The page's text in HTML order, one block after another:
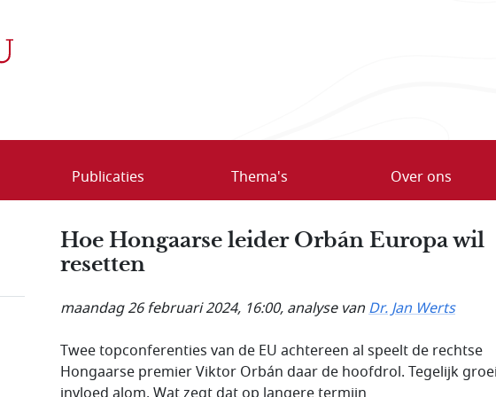
Publicaties Thema's Over ons
Hoe Hongaarse leider Orbán Europa wil
resetten
maandag 26 februari 2024, 16:00, analyse vanDr. Jan Werts
Twee topconferenties van de EU achtereen al speelt de rechtse
Hongaarse premier Viktor Orbán daar de hoofdrol. Tegelijk